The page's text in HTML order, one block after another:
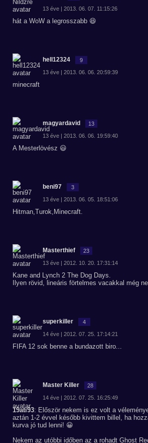
13 éve | 2013. 06. 07. 11:15:26
hát a WoW a legrosszabb 😆
hell12324 9
13 éve | 2013. 06. 06. 20:59:39
minecraft
magyardavid 13
13 éve | 2013. 06. 06. 19:59:40
A Mesterlövész 😃
beni97 3
13 éve | 2013. 06. 05. 18:51:06
Hitman,Turok,Minecraft.
Masterthief 23
13 éve | 2012. 10. 20. 17:31:14
Kane and Lynch 2 The Dog Days.
Ilyen rövid, lineáris förtelmes vacakkal még
superkiller 4
14 éve | 2012. 07. 25. 17:14:21
FIFA 12 sok benne a bundazott biro...
Master Killer 28
14 éve | 2012. 07. 25. 16:25:49
19ati93: Először nekem is ez volt a
aztán 1-2 évvel később kivittem billel, ha
kurva jó tud lenni! 😀
Nekem az utóbbi időben az a rohadt Ghost